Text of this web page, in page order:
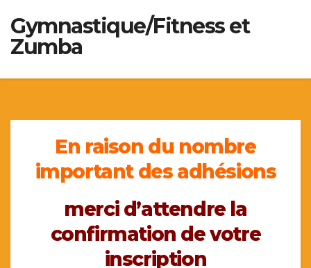
Gymnastique/Fitness et
Zumba
En raison du nombre
important des adhésions
merci d’attendre la
confirmation de votre
inscription